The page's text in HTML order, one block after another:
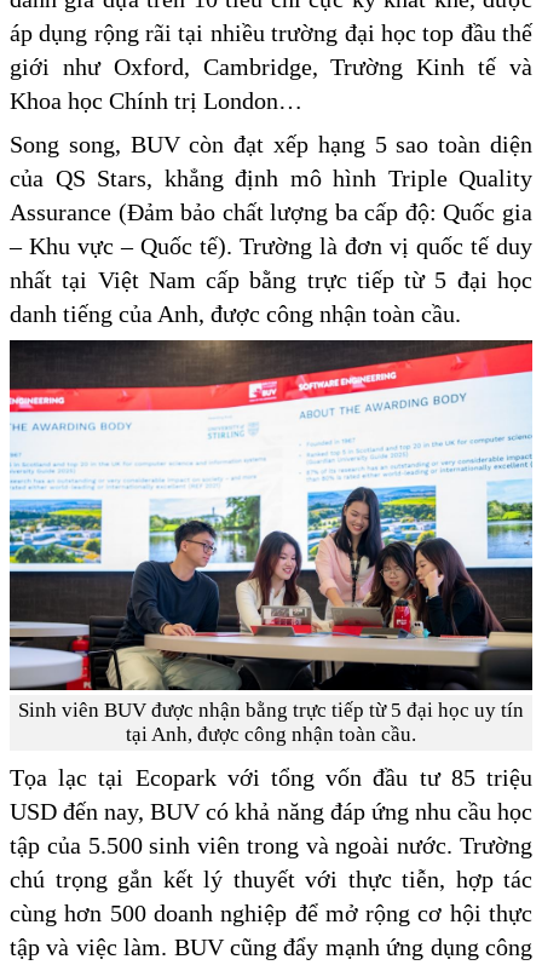
áp dụng rộng rãi tại nhiều trường đại học top đầu thế
giới như Oxford, Cambridge, Trường Kinh tế và
Khoa học Chính trị London…
Song song, BUV còn đạt xếp hạng 5 sao toàn diện
của QS Stars, khẳng định mô hình Triple Quality
Assurance (Đảm bảo chất lượng ba cấp độ: Quốc gia
– Khu vực – Quốc tế). Trường là đơn vị quốc tế duy
nhất tại Việt Nam cấp bằng trực tiếp từ 5 đại học
danh tiếng của Anh, được công nhận toàn cầu.
Sinh viên BUV được nhận bằng trực tiếp từ 5 đại học uy tín
tại Anh, được công nhận toàn cầu.
Tọa lạc tại Ecopark với tổng vốn đầu tư 85 triệu
USD đến nay, BUV có khả năng đáp ứng nhu cầu học
tập của 5.500 sinh viên trong và ngoài nước. Trường
chú trọng gắn kết lý thuyết với thực tiễn, hợp tác
cùng hơn 500 doanh nghiệp để mở rộng cơ hội thực
tập và việc làm. BUV cũng đẩy mạnh ứng dụng công